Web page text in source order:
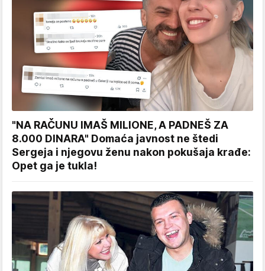
"NA RAČUNU IMAŠ MILIONE, A PADNEŠ ZA
8.000 DINARA" Domaća javnost ne štedi
Sergeja i njegovu ženu nakon pokušaja krađe:
Opet ga je tukla!